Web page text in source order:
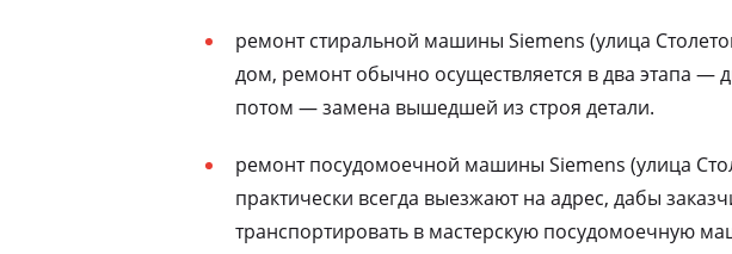
ремонт стиральной машины Siemens (улица
дом, ремонт обычно осуществляется в два этапа —
потом — замена вышедшей из строя детали.
ремонт посудомоечной машины Siemens (улица
практически всегда выезжают на адрес, дабы
транспортировать в мастерскую посудомоечную